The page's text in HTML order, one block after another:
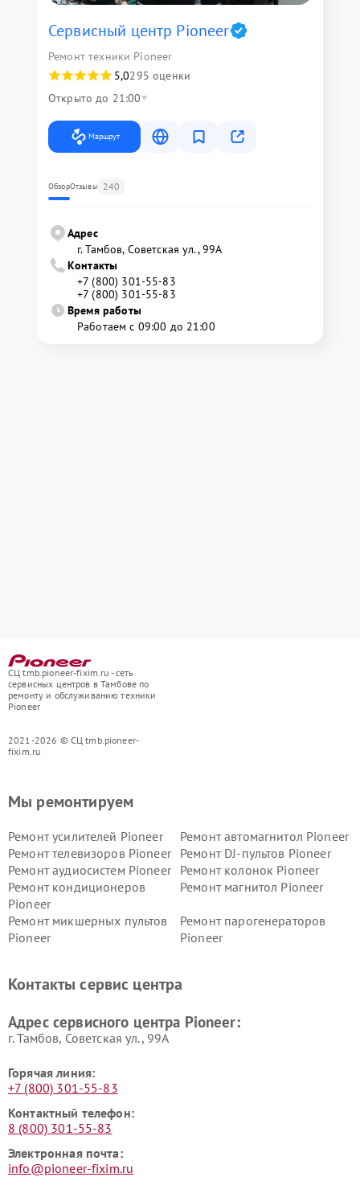
Сервисный центр Pioneer
Ремонт техники Pioneer
5,0295 оценки
Открыто до 21:00
Маршрут
ОбзорОтзывы 240
Адрес
г. Тамбов, Советская ул., 99А
Контакты
+7 (800) 301-55-83
+7 (800) 301-55-83
Время работы
Работаем с 09:00 до 21:00
СЦ tmb.pioneer-fixim.ru - сеть
сервисных центров в Тамбове по
ремонту и обслуживанию техники
Pioneer
2021-2026 © СЦ tmb.pioneer-
fixim.ru
Мы ремонтируем
Ремонт усилителей Pioneer
Ремонт автомагнитол Pioneer
Ремонт телевизоров Pioneer
Ремонт DJ-пультов Pioneer
Ремонт аудиосистем Pioneer
Ремонт колонок Pioneer
Ремонт кондиционеров
Pioneer
Ремонт магнитол Pioneer
Ремонт микшерных пультов
Pioneer
Ремонт парогенераторов
Pioneer
Контакты сервис центра
Адрес сервисного центра Pioneer:
г. Тамбов, Советская ул., 99А
Горячая линия:
+7 (800) 301-55-83
Контактный телефон:
8 (800) 301-55-83
Электронная почта:
info@pioneer-fixim.ru